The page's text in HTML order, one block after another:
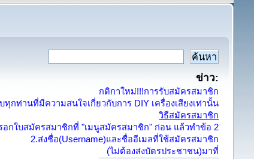
ข่าว:
กติกาใหม่!!!การรับสมัครสมาชิก
ทุกท่านที่มีความสนใจเกี่ยวกับการ DIY เครื่องเสียงเท่านั้น
วิธีสมัครสมาชิก
อกใบสมัครสมาชิกที่ "เมนูสมัครสมาชิก" ก่อน แล้วทำข้อ 2
2.ส่งชื่อ(Username)และชื่ออีเมลที่ใช้สมัครสมาชิก
(ไม่ต้องส่งบัตรประชาชน)มาที่